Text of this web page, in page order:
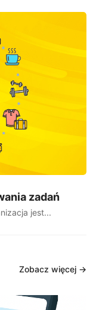
zadań
jest...
Zobacz więcej →